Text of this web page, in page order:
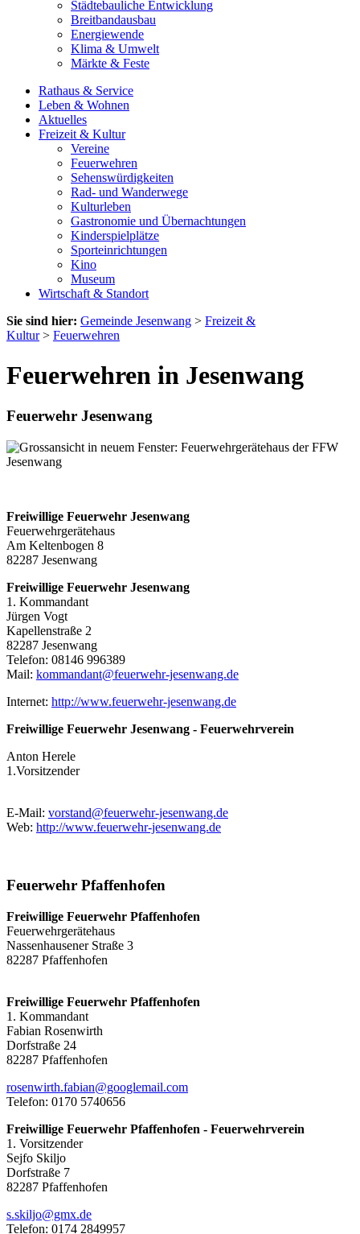
Städtebauliche Entwicklung
Breitbandausbau
Energiewende
Klima & Umwelt
Märkte & Feste
Rathaus & Service
Leben & Wohnen
Aktuelles
Freizeit & Kultur
Vereine
Feuerwehren
Sehenswürdigkeiten
Rad- und Wanderwege
Kulturleben
Gastronomie und Übernachtungen
Kinderspielplätze
Sporteinrichtungen
Kino
Museum
Wirtschaft & Standort
Sie sind hier: Gemeinde Jesenwang > Freizeit &
Kultur> Feuerwehren
Feuerwehren in Jesenwang
Feuerwehr Jesenwang
Freiwillige Feuerwehr Jesenwang
Feuerwehrgerätehaus
Am Keltenbogen 8
82287 Jesenwang
Freiwillige Feuerwehr Jesenwang
1. Kommandant
Jürgen Vogt
Kapellenstraße 2
82287 Jesenwang
Telefon: 08146 996389
Mail: kommandant@feuerwehr-jesenwang.de
Internet: http://www.feuerwehr-jesenwang.de
Freiwillige Feuerwehr Jesenwang - Feuerwehrverein
Anton Herele
1.Vorsitzender
E-Mail: vorstand@feuerwehr-jesenwang.de
Web: http://www.feuerwehr-jesenwang.de
Feuerwehr Pfaffenhofen
Freiwillige Feuerwehr Pfaffenhofen
Feuerwehrgerätehaus
Nassenhausener Straße 3
82287 Pfaffenhofen
Freiwillige Feuerwehr Pfaffenhofen
1. Kommandant
Fabian Rosenwirth
Dorfstraße 24
82287 Pfaffenhofen
rosenwirth.fabian@googlemail.com
Telefon: 0170 5740656
Freiwillige Feuerwehr Pfaffenhofen - Feuerwehrverein
1. Vorsitzender
Sejfo Skiljo
Dorfstraße 7
82287 Pfaffenhofen
s.skiljo@gmx.de
Telefon: 0174 2849957